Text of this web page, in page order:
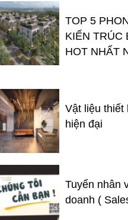
TOP 5
KIẾN TRÚC
HOT NHẤT
Vật liệu thiết
hiện đại
Tuyển nhân
doanh (